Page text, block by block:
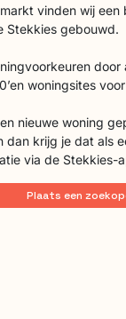
vinden wij een
Stekkies gebouwd.
door
woningsites
nieuwe woning
dan krijg je dat als
via de Stekkies-
Plaats een